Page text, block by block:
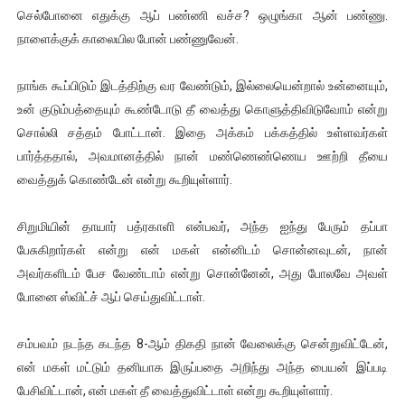
செல்போனை எதுக்கு ஆப் பண்ணி வச்ச? ஒழுங்கா ஆன் பண்ணு.
நாளைக்குக் காலையில போன் பண்ணுவேன்.
நாங்க கூப்பிடும் இடத்திற்கு வர வேண்டும், இல்லையென்றால் உன்னையும்,
உன் குடும்பத்தையும் கூண்டோடு தீ வைத்து கொளுத்திவிடுவோம் என்று
சொல்லி சத்தம் போட்டான். இதை அக்கம் பக்கத்தில் உள்ளவர்கள்
பார்த்ததால், அவமானத்தில் நான் மண்ணெண்ணெய ஊற்றி தீயை
வைத்துக் கொண்டேன் என்று கூறியுள்ளார்.
சிறுமியின் தாயார் பத்ரகாளி என்பவர், அந்த ஐந்து பேரும் தப்பா
பேசுகிறார்கள் என்று என் மகள் என்னிடம் சொன்னவுடன், நான்
அவர்களிடம் பேச வேண்டாம் என்று சொன்னேன், அது போலவே அவள்
போனை ஸ்விட்ச் ஆப் செய்துவிட்டாள்.
சம்பவம் நடந்த கடந்த 8-ஆம் திகதி நான் வேலைக்கு சென்றுவிட்டேன்,
என் மகள் மட்டும் தனியாக இருப்பதை அறிந்து அந்த பையன் இப்படி
பேசிவிட்டான், என் மகள் தீ வைத்துவிட்டாள் என்று கூறியுள்ளார்.